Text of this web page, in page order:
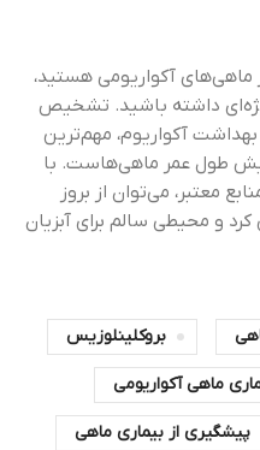
ماهی‌های آکواریومی هستید،
داشته باشید. تشخیص
آکواریوم، مهم‌ترین
طول عمر ماهی‌هاست. با
معتبر، می‌توان از بروز
و محیطی سالم برای آبزیان
بروکلینلوزیس
ماهی آکواریومی
پیشگیری از بیماری ماهی